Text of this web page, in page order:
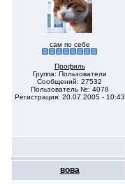
сам по себе
Профиль
Группа: Пользователи
Сообщений: 27532
Пользователь №: 4078
Регистрация: 20.07.2005 - 10:43
вoвa